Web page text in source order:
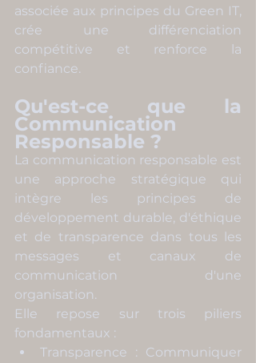
associée aux principes du Green IT,
crée une différenciation
compétitive et renforce la
confiance.
Qu'est-ce que la
Communication
Responsable ?
La communication responsable est
une approche stratégique qui
intègre les principes de
développement durable, d'éthique
et de transparence dans tous les
messages et canaux de
communication d'une
organisation.
Elle repose sur trois piliers
fondamentaux :
Transparence : Communiquer